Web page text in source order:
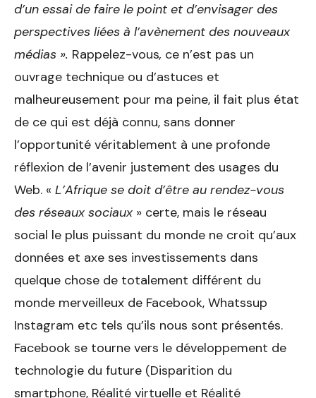
d’un essai de faire le point et d’envisager des
perspectives liées à l’avènement des nouveaux
médias ». Rappelez-vous, ce n’est pas un
ouvrage technique ou d’astuces et
malheureusement pour ma peine, il fait plus état
de ce qui est déjà connu, sans donner
l’opportunité véritablement à une profonde
réflexion de l’avenir justement des usages du
Web. « L’Afrique se doit d’être au rendez-vous
des réseaux sociaux » certe, mais le réseau
social le plus puissant du monde ne croit qu’aux
données et axe ses investissements dans
quelque chose de totalement différent du
monde merveilleux de Facebook, Whatssup
Instagram etc tels qu’ils nous sont présentés.
Facebook se tourne vers le développement de
technologie du future (Disparition du
smartphone, Réalité virtuelle et Réalité